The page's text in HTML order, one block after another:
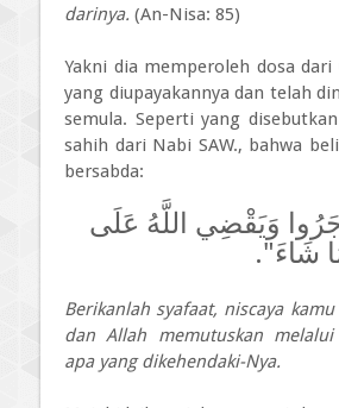
darinya. (An-Nisa: 85)
Yakni dia memperoleh dosa
yang diupayakannya dan telah
semula. Seperti yang
sahih dari Nabi SAW., bahwa
bersabda:
وَيَقْضِي اللَّهُ عَلَى
شَاءَ".
Berikanlah syafaat, niscaya
dan Allah memutuskan
apa yang dikehendaki-Nya.